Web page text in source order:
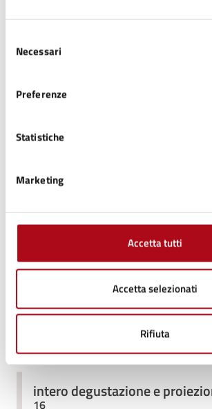
delNecessari
Preferenze
Statistiche
Marketing
Accetta tutti
Accetta selezionati
Rifiuta
Date e orari
01
01 23:30 - Fine
Costi
intero degustazione e
16